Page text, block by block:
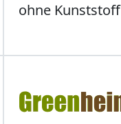
ohne